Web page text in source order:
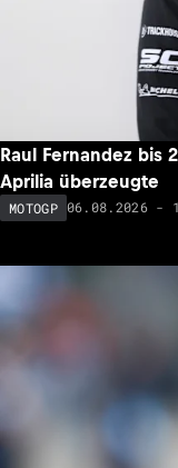
Raul Fernandez bis
Aprilia überzeugte
MOTOGP 06.08.2026 -